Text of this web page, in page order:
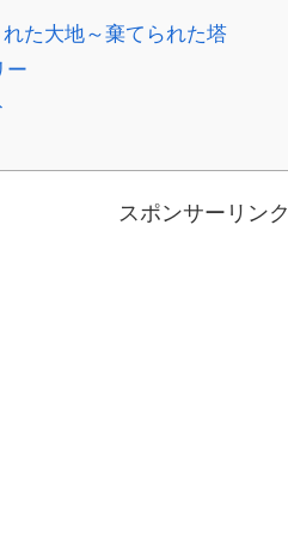
た大地～棄てられた塔
ー
スポンサーリンク